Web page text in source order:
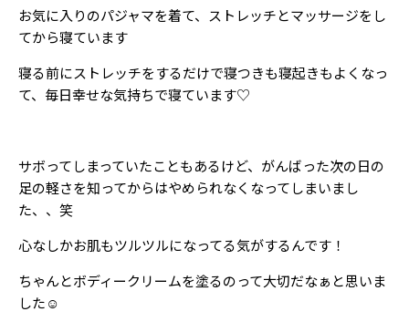
ゲッターズ飯田
MISS SEVENTEEN
MAGAZINE
バックナンバー
INFORMATION
お気に入りのパジャマを着て、ストレッチとマッサージをし
てから寝ています
寝る前にストレッチをするだけで寝つきも寝起きもよくなっ
て、毎日幸せな気持ちで寝ています♡
サボってしまっていたこともあるけど、がんばった次の日の
足の軽さを知ってからはやめられなくなってしまいまし
た、、笑
心なしかお肌もツルツルになってる気がするんです！
ちゃんとボディークリームを塗るのって大切だなぁと思いま
した☺️